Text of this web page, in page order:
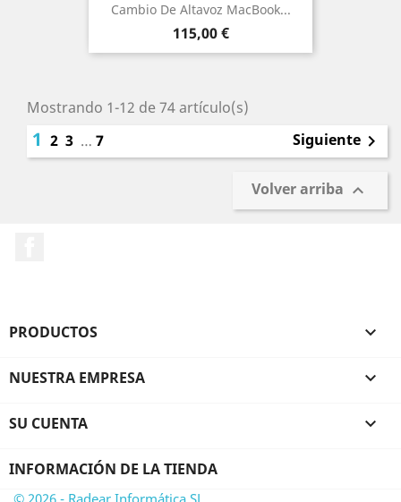
Cambio De Altavoz MacBook...
Precio
115,00 €
Mostrando 1-12 de 74 artículo(s)
1 2 3 … 7 Siguiente 
Volver arriba 
PRODUCTOS 
NUESTRA EMPRESA 
SU CUENTA 
INFORMACIÓN DE LA TIENDA
© 2026 - Radear Informática SL